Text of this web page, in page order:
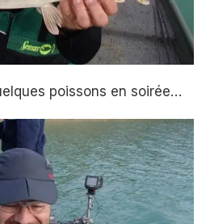
poissons en soirée…